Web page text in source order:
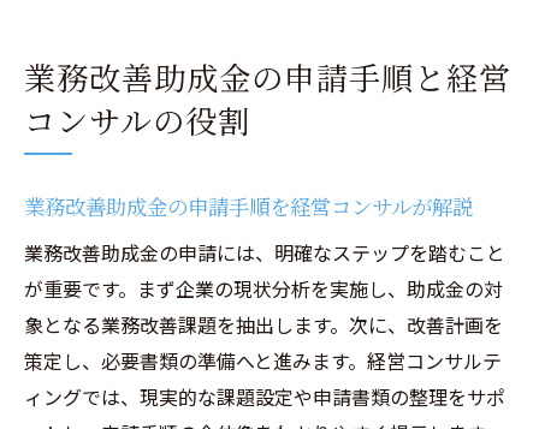
の特徴
安心して経営コンサルに依頼する選び方の
ポイント
的事項
信頼できる経営コンサルの見極め方とは
経営コンサルティング依頼時のトラブル回
避法
業務改善助成金の記入例やよくあるQ&Aまとめ
経営コンサルティングで迷わない助成金記
業務改善助成金の申請手順と経営
コンサルの役割
業務改善助成金の申請手順を経営コンサルが解説
業務改善助成金の申請には、明確なステップを踏むこと
が重要です。まず企業の現状分析を実施し、助成金の対
象となる業務改善課題を抽出します。次に、改善計画を
策定し、必要書類の準備へと進みます。経営コンサルテ
ィングでは、現実的な課題設定や申請書類の整理をサポ